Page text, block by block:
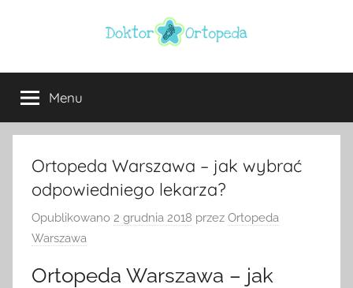
Doktor
ortopeda
Warszawa
usg
Warszawa,
ginekolog,
urolog,
dietetyk
Menu
Ortopeda Warszawa – jak wybrać
odpowiedniego lekarza?
Opublikowano 2 grudnia 2018 przez Ortopeda
Warszawa
Ortopeda Warszawa – jak